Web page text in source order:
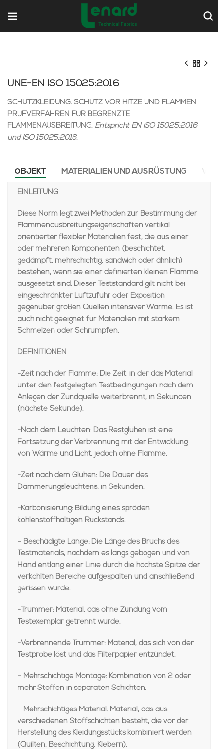
UNE-EN ISO 15025:2016
SCHUTZKLEIDUNG. SCHUTZ VOR HITZE UND FLAMMEN
PRÜFVERFAHREN FÜR BEGRENZTE
FLAMMENAUSBREITUNG. Entspricht EN ISO 15025:2016
und ISO 15025:2016.
OBJEKT MATERIALIEN UND AUSRÜSTUNG
EINLEITUNG
Diese Norm legt zwei Methoden zur Bestimmung der
Flammenausbreitungseigenschaften vertikal
orientierter flexibler Materialien fest, die aus einer
oder mehreren Komponenten (beschichtet,
gedämpft, mehrschichtig, sandwich oder ähnlich)
bestehen, wenn sie einer definierten kleinen Flamme
ausgesetzt sind. Dieser Teststandard gilt nicht bei
eingeschränkter Luftzufuhr oder Exposition
gegenüber großen Quellen intensiver Wärme. Es ist
auch nicht geeignet für Materialien mit starkem
Schmelzen oder Schrumpfen.
DEFINITIONEN
-Zeit nach der Flamme: Die Zeit, in der das Material
unter den festgelegten Testbedingungen nach dem
Anlegen der Zündquelle weiterbrennt, in Sekunden
(nächste Sekunde).
-Nach dem Leuchten: Das Restglühen ist eine
Fortsetzung der Verbrennung mit der Entwicklung
von Wärme und Licht, jedoch ohne Flamme.
-Zeit nach dem Glühen: Die Dauer des
Dämmerungsleuchtens, in Sekunden.
-Karbonisierung: Bildung eines spröden
kohlenstoffhaltigen Rückstands.
– Beschädigte Länge: Die Länge des Bruchs des
Testmaterials, nachdem es längs gebogen und von
Hand entlang einer Linie durch die höchste Spitze der
verkohlten Bereiche aufgespalten und anschließend
gerissen wurde.
-Trümmer: Material, das ohne Zündung vom
Testexemplar getrennt wurde.
-Verbrennende Trümmer: Material, das sich von der
Testprobe löst und das Filterpapier entzündet.
– Mehrschichtige Montage: Kombination von 2 oder
mehr Stoffen in separaten Schichten.
– Mehrschichtiges Material: Material, das aus
verschiedenen Stoffschichten besteht, die vor der
Herstellung des Kleidungsstücks kombiniert werden
(Quilten, Beschichtung, Klebern).